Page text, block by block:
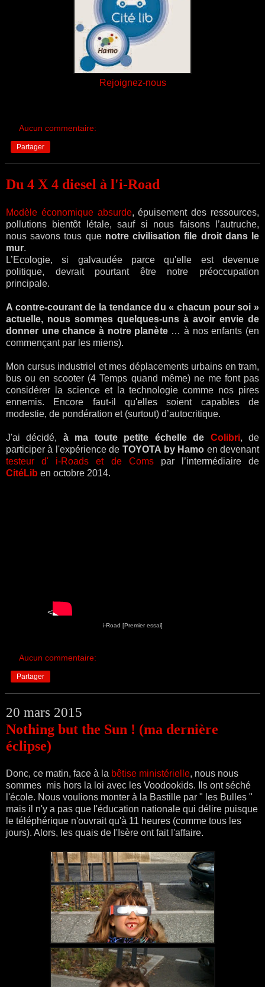
Rejoignez-nous
Aucun commentaire:
Partager
Du 4 X 4 diesel à l'i-Road
Modèle économique absurde, épuisement des ressources,
pollutions bientôt létale, sauf si nous faisons l’autruche,
nous savons tous que notre civilisation file droit dans le
mur.
L’Ecologie, si galvaudée parce qu'elle est devenue
politique, devrait pourtant être notre préoccupation
principale.
A contre-courant de la tendance du « chacun pour soi »
actuelle, nous sommes quelques-uns à avoir envie de
donner une chance à notre planète … à nos enfants (en
commençant par les miens).
Mon cursus industriel et mes déplacements urbains en tram,
bus ou en scooter (4 Temps quand même) ne me font pas
considérer la science et la technologie comme nos pires
ennemis. Encore faut-il qu'elles soient capables de
modestie, de pondération et (surtout) d’autocritique.
J'ai décidé, à ma toute petite échelle de Colibri, de
participer à l'expérience de TOYOTA by Hamo en devenant
testeur d' i-Roads et de Comspar l’intermédiaire de
CitéLib en octobre 2014.
<
i-Road [Premier essai]
Aucun commentaire:
Partager
20 mars 2015
Nothing but the Sun ! (ma dernière
éclipse)
Donc, ce matin, face à la bêtise ministérielle, nous nous
sommes mis hors la loi avec les Voodookids. Ils ont séché
l'école. Nous voulions monter à la Bastille par " les Bulles "
mais il n'y a pas que l'éducation nationale qui délire puisque
le téléphérique n'ouvrait qu'à 11 heures (comme tous les
jours). Alors, les quais de l'Isère ont fait l'affaire.